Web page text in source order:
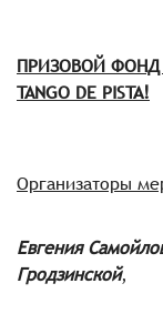
ПРИЗОВОЙ ФОНД
TANGO DE PISTA!
Организаторы
Евгения
Гродзинской,